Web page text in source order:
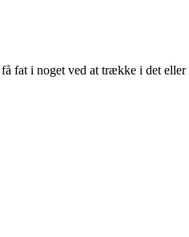
fat i noget ved at trække i det